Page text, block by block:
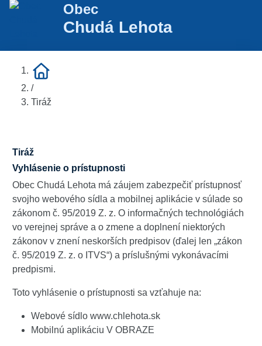
Obec
Chudá Lehota
/
Tiráž
Tiráž
Vyhlásenie o prístupnosti
Obec Chudá Lehota má záujem zabezpečiť prístupnosť
svojho webového sídla a mobilnej aplikácie v súlade so
zákonom č. 95/2019 Z. z. O informačných technológiách
vo verejnej správe a o zmene a doplnení niektorých
zákonov v znení neskorších predpisov (ďalej len „zákon
č. 95/2019 Z. z. o ITVS“) a príslušnými vykonávacími
predpismi.
Toto vyhlásenie o prístupnosti sa vzťahuje na:
Webové sídlo www.chlehota.sk
Mobilnú aplikáciu V OBRAZE